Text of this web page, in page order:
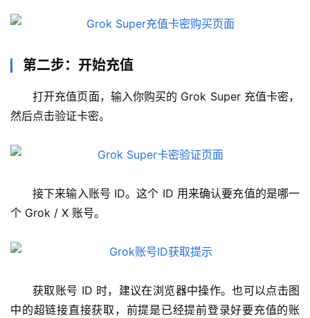
第二步：开始充值
打开充值页面，输入你购买的 Grok Super 充值卡密，
然后点击验证卡密。
接下来输入账号 ID。这个 ID 用来确认要充值的是哪一
个 Grok / X 账号。
获取账号 ID 时，建议在浏览器中操作。也可以点击图
中的超链接直接获取，前提是已经提前登录好要充值的账